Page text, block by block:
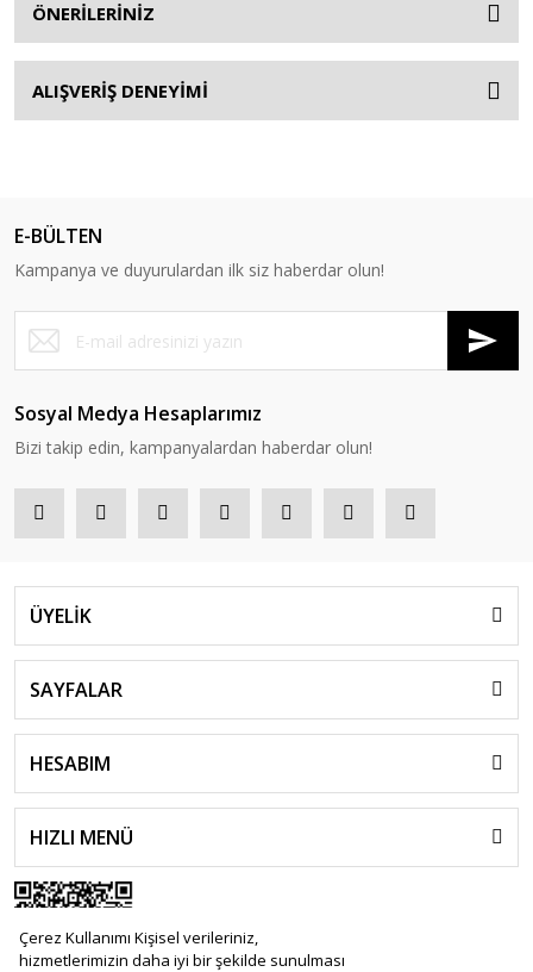
Çerez Kullanımı Kişisel verileriniz,
hizmetlerimizin daha iyi bir şekilde sunulması
ÖNERİLERİNİZ
ALIŞVERİŞ DENEYİMİ
E-BÜLTEN
Kampanya ve duyurulardan ilk siz haberdar olun!
Sosyal Medya Hesaplarımız
Bizi takip edin, kampanyalardan haberdar olun!
ÜYELİK
SAYFALAR
HESABIM
HIZLI MENÜ